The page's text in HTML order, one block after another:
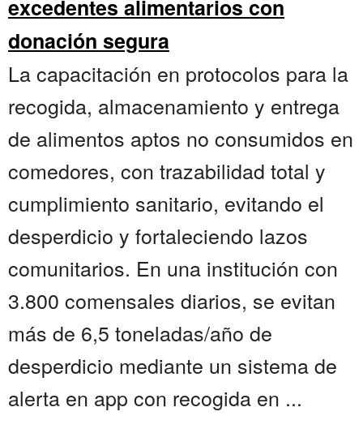
excedentes alimentarios con
donación segura
La capacitación en protocolos para la
recogida, almacenamiento y entrega
de alimentos aptos no consumidos en
comedores, con trazabilidad total y
cumplimiento sanitario, evitando el
desperdicio y fortaleciendo lazos
comunitarios. En una institución con
3.800 comensales diarios, se evitan
más de 6,5 toneladas/año de
desperdicio mediante un sistema de
alerta en app con recogida en ...